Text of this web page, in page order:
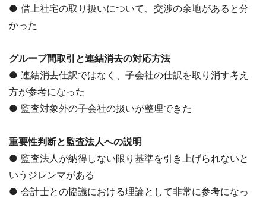
● 借上社宅の取り扱いについて、交渉の余地があると分
かった
グループ間取引と連結消去の対応方法
● 連結消去仕訳ではなく、子会社の仕訳を取り消す考え
方が参考になった
● 監査対象外の子会社の扱いが整理できた
重要性判断と監査法人への説明
● 監査法人が納得しない限り基準を引き上げられないと
いうジレンマがある
● 会計士との協議における理論として非常に参考になっ